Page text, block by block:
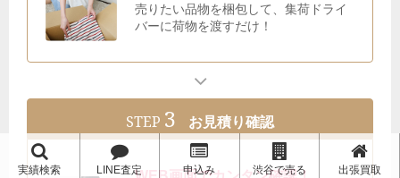
売りたい品物を梱包して、集荷ドライ
バーに荷物を渡すだけ！
STEP 3 お見積り確認
実績検索 LINE査定 申込み 渋谷で売る 出張買取